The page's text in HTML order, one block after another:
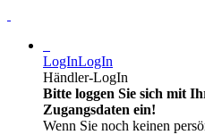
LogInLogIn
Händler-LogIn
Bitte loggen Sie sich mit
Zugangsdaten ein!
Wenn Sie noch keinen